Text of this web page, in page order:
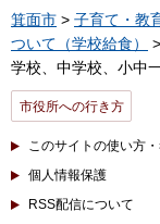
箕面市 > 子育て・教
ついて（学校給食）
学校、中学校、小中
市役所への行き方
このサイトの使い方
個人情報保護
RSS配信について